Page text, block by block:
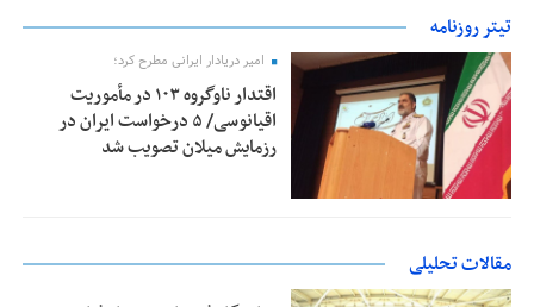
تیتر روزنامه
امیر دریادار ایرانی مطرح کرد؛
اقتدار ناوگروه ۱۰۳ در مأموریت‌
اقیانوسی/ ۵ درخواست ایران در
رزمایش میلان تصویب شد
مقالات تحلیلی